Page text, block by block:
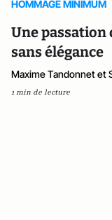
HOMMAGE MINIMUM
Une passation
sans élégance
Maxime Tandonnet et
1 min de lecture